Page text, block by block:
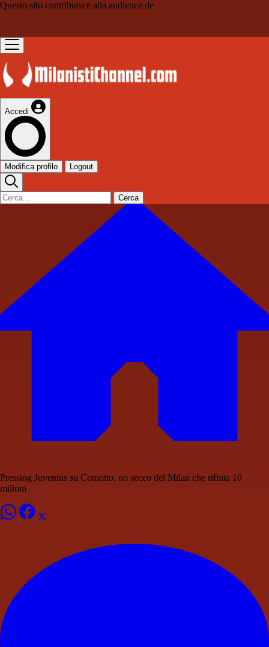
Questo sito contribuisce alla audience de
Accedi
Modifica profilo Logout
Cerca
Pressing Juventus su Comotto: no secco del Milan che rifiuta 10
milioni